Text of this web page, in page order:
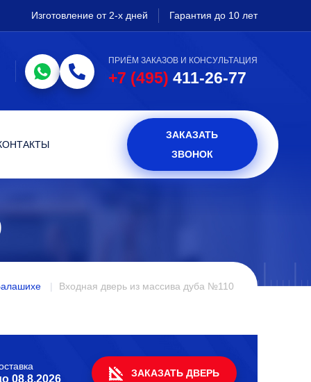
Изготовление от 2-х дней Гарантия до 10 лет
ПРИЁМ ЗАКАЗОВ И КОНСУЛЬТАЦИЯ
+7 (495) 411-26-77
ЗАКАЗАТЬ
ЗВОНОК
Входная дверь из массива дуба №110
08.8.2026 ЗАКАЗАТЬ ДВЕРЬ